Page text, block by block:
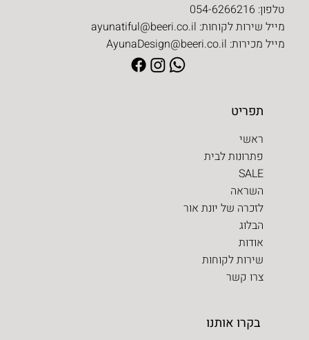
בקרו אותנו
תפריט
ראשי
פתרונות לבית
SALE
השראה
לזכרה של יונת אור
הבלוג
אודות
שירות לקוחות
צרו קשר
טלפון: 054-6266216
מייל שירות לקוחות: ayunatiful@beeri.co.il
מייל מכירות: AyunaDesign@beeri.co.il